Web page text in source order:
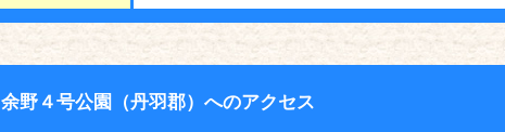
余野４号公園（丹羽郡）へのアクセス